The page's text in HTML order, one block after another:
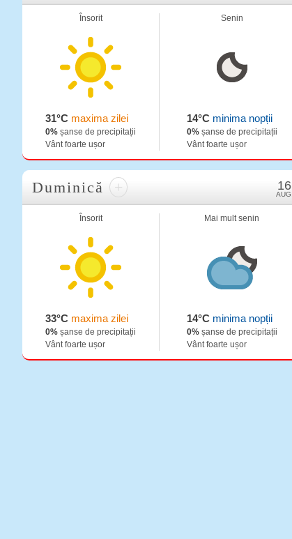
Însorit
31°C maxima zilei
0% șanse de precipitații
Vânt foarte ușor
Senin
14°Cminima nopții
0%șanse de precipitații
Vânt foarte ușor
Duminică + 16
AUG.
Însorit
33°C maxima zilei
0% șanse de precipitații
Vânt foarte ușor
Mai mult senin
14°Cminima nopții
0%șanse de precipitații
Vânt foarte ușor